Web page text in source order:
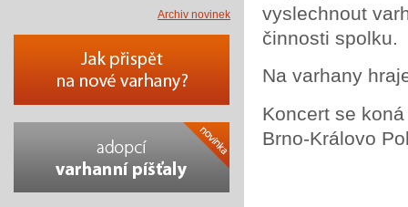
vyslechnout
činnosti spolku.
Na varhany
Koncert se
Brno-Královo
Archiv novinek